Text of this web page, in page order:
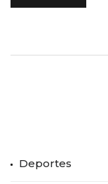
Deportes